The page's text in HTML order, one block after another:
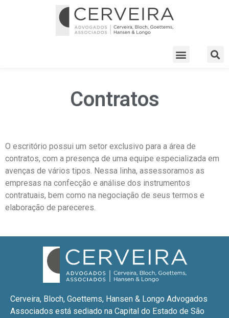
Contratos
O escritório possui um setor exclusivo para a área de
contratos, com a presença de uma equipe especializada em
avenças de vários tipos. Nessa linha, assessoramos as
empresas na confecção e análise dos instrumentos
contratuais, bem como na negociação de seus termos e
elaboração de pareceres.
Cerveira, Bloch, Goettems, Hansen & Longo Advogados
Associados está sediado na Capital do Estado de São